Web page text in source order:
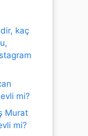
kaç
mi?
Murat
mi?